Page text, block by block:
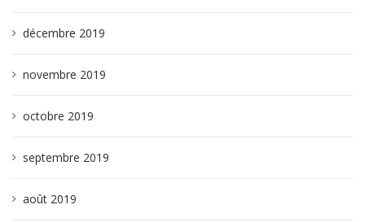
décembre 2019
novembre 2019
octobre 2019
septembre 2019
août 2019